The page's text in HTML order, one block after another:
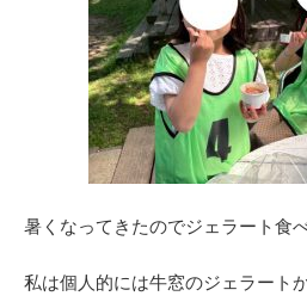
暑くなってきたのでジェラート食
私は個人的には牛窓のジェラート